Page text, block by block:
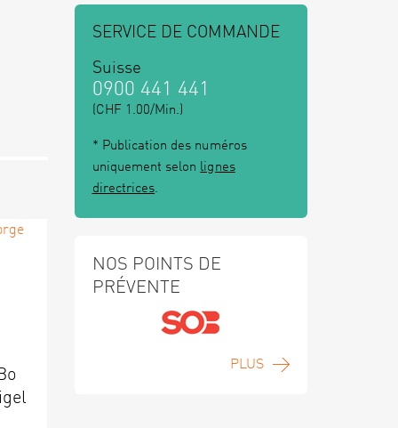
SERVICE DE COMMANDE
Suisse
0900 441 441
(CHF 1.00/Min.)
* Publication des numéros
uniquement selon lignes
directrices.
NOS POINTS DE
PRÉVENTE
PLUS